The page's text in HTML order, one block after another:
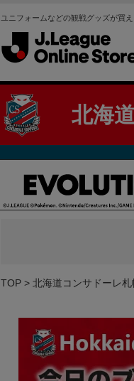
ユニフォームなどの観戦グッズが買
北海
TOP 北海道コンサドーレ札